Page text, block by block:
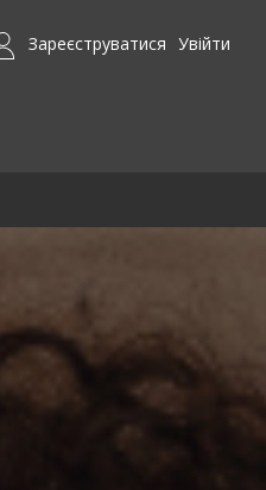
Увійти
Зареєструватися